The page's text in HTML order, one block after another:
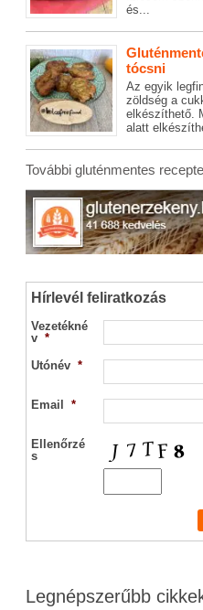
és...
tócsni
Az egyik
zöldség a
elkészíthető.
alatt
További gluténmentes
Hírlevél feliratkozás
Vezetékné
v *
Utónév *
Email *
Ellenőrzé
s
Legnépszerűbb